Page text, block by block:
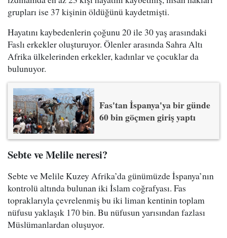
grupları ise 37 kişinin öldüğünü kaydetmişti.
Hayatını kaybedenlerin çoğunu 20 ile 30 yaş arasındaki
Faslı erkekler oluşturuyor. Ölenler arasında Sahra Altı
Afrika ülkelerinden erkekler, kadınlar ve çocuklar da
bulunuyor.
Fas'tan İspanya'ya bir günde
60 bin göçmen giriş yaptı
Sebte ve Melile neresi?
Sebte ve Melile Kuzey Afrika’da günümüzde İspanya’nın
kontrolü altında bulunan iki İslam coğrafyası. Fas
topraklarıyla çevrelenmiş bu iki liman kentinin toplam
nüfusu yaklaşık 170 bin. Bu nüfusun yarısından fazlası
Müslümanlardan oluşuyor.